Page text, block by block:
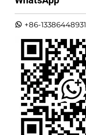
+86-13386448931